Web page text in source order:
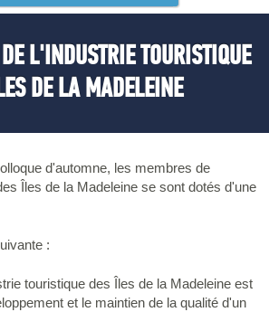
L'INDUSTRIE TOURISTIQUE
DE LA MADELEINE
d'automne, les membres de
Îles de la Madeleine se sont dotés d'une
:
touristique des Îles de la Madeleine est
et le maintien de la qualité d'un